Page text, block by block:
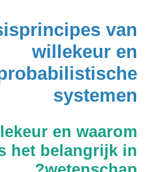
van
willekeur en
systemen
en waarom
het belangrijk in